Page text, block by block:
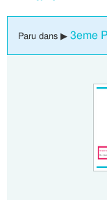
Paru dans ▶ 3eme